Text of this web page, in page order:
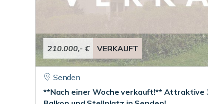
210.000,- € VERKAUFT
Senden
**Nach einer Woche verkauft!** Attraktive